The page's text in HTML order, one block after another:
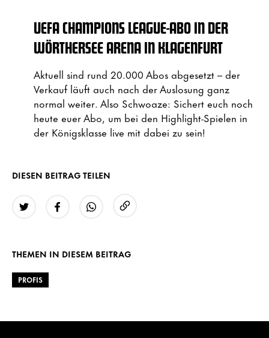
UEFA CHAMPIONS LEAGUE-ABO IN DER
WÖRTHERSEE ARENA IN KLAGENFURT
Aktuell sind rund 20.000 Abos abgesetzt – der
Verkauf läuft auch nach der Auslosung ganz
normal weiter. Also Schwoaze: Sichert euch noch
heute euer Abo, um bei den Highlight-Spielen in
der Königsklasse live mit dabei zu sein!
DIESEN BEITRAG TEILEN
THEMEN IN DIESEM BEITRAG
PROFIS